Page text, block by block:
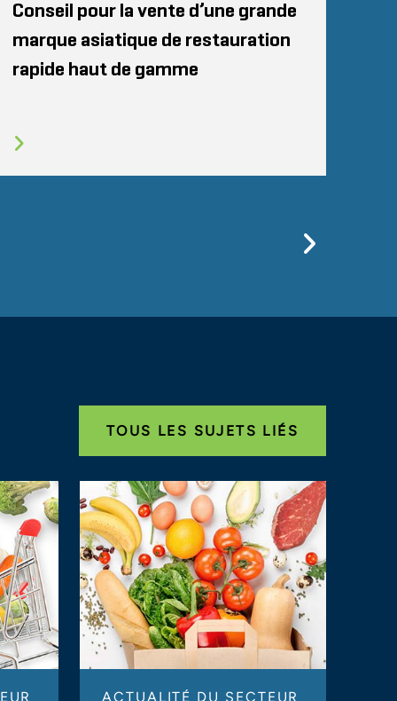
Conseil pour la vente d’une grande
marque asiatique de restauration
rapide haut de gamme
TOUS LES SUJETS LIÉS
ACTUALITÉ DU SECTEUR